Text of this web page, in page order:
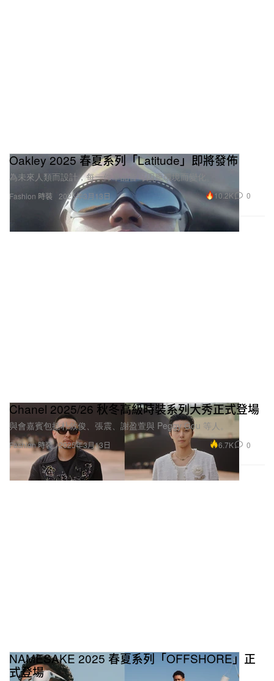
Fashion 時裝
Oakley 2025 春夏系列「Latitude」即將發佈
為未來人類而設計，每一件單品皆可因應環境而變化。
2025年3月13日 10.2K 0
Fashion 時裝
Chanel 2025/26 秋冬高級時裝系列大秀正式登場
與會嘉賓包括朴敘俊、張震、謝盈萱與 Peggy Gou 等人。
2025年3月13日 6.7K 0
NAMESAKE 2025 春夏系列「OFFSHORE」正
式登場